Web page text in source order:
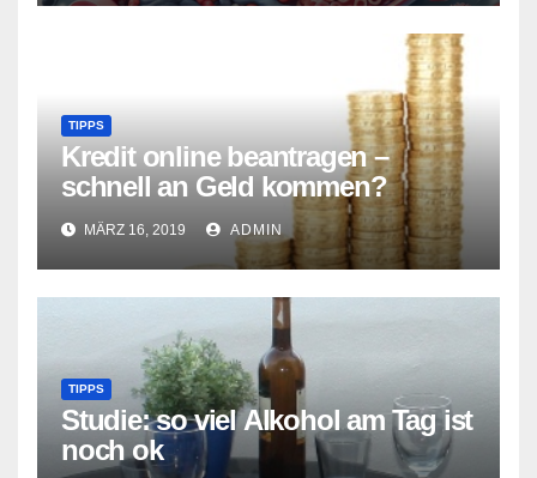
TIPPS
Kredit online beantragen –
schnell an Geld kommen?
MÄRZ 16, 2019 ADMIN
TIPPS
Studie: so viel Alkohol am Tag ist
noch ok